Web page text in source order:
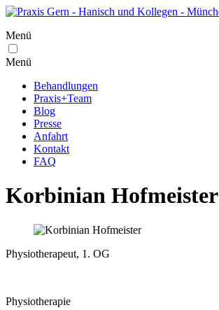
Menü
Menü
Behandlungen
Praxis+Team
Blog
Presse
Anfahrt
Kontakt
FAQ
Korbinian Hofmeister
Physiotherapeut, 1. OG
Physiotherapie